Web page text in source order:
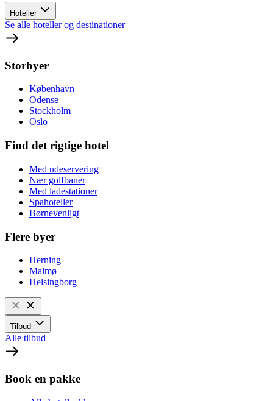
Hoteller
Se alle hoteller og destinationer
Storbyer
København
Odense
Stockholm
Oslo
Find det rigtige hotel
Med udeservering
Nær golfbaner
Med ladestationer
Spahoteller
Børnevenligt
Flere byer
Herning
Malmø
Helsingborg
Tilbud
Alle tilbud
Book en pakke